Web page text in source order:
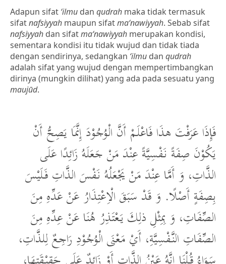
Adapun sifat ‘ilmu dan qudrah maka tidak termasuk
sifatnafsiyyah maupun sifatma‘nawiyyah. Sebab sifat
nafsiyyah dan sifatma‘nawiyyah merupakan kondisi,
sementara kondisi itu tidak wujud dan tidak tiada
dengan sendirinya, sedangkan ‘ilmu dan qudrah
adalah sifat yang wujud dengan mempertimbangkan
dirinya (mungkin dilihat) yang ada pada sesuatu yang
maujūd.
فَإِذَا عَرَفْتَ هذَا فَاعْلَمْ أَنَّ الْوُجُوْدَ إِنَّمَا يَصِحُّ أَنْ
يَكُوْنَ صِفَةً نَفْسِيَّةً عِنْدَ مَنْ جَعَلَهُ زَائِدًا عَلَى
الذَّاتِ، وَ أَمَّا عِنْدَ مَنْ يَجْعَلُهُ نَفْسَ الذَّاتِ فَلَيْسَ
بِصِفَةٍ أَصْلًا. وَ قَدْ سَبَقَ الْاِعْتِذَارُ عَنْ عَدِّهِ مِنَ
الصِّفَاتِ، وَ بِمِثْلِ ذلِكَ يَعْتَذِرُ هُنَا عَنْ عِدِّهِ مِنَ
الصِّفَاتِ النَّفْسِيَّةِ، أَيْ مَعْنَى الْوُجُوْدِ رَاجِعٌ لِلذَّاتِ،